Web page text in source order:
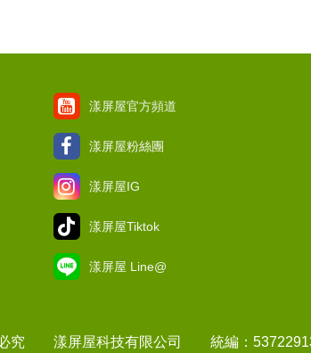
漾屏屋官方頻道
漾屏屋粉絲團
漾屏屋IG
漾屏屋Tiktok
漾屏屋 Line@
必究 漾屏屋科技有限公司 統編：